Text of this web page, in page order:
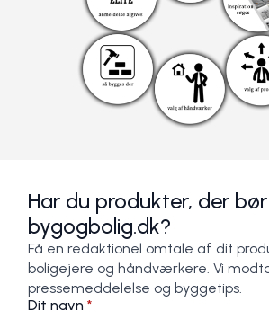
Har du produkter, der
bygogbolig.dk?
Få en redaktionel omtale af dit
boligejere og håndværkere. Vi
pressemeddelelse og byggetips.
Dit navn *